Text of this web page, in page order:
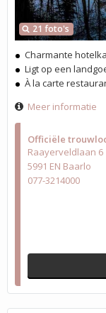
Officiële
Raayerveldlaan 6
5991 EN Baarlo
077-3214000
21 foto's
Charmante
Ligt op een
À la carte
Meer informatie